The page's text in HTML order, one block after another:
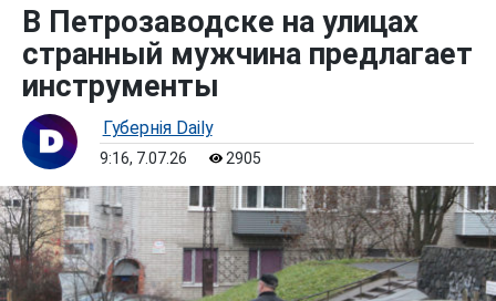
В Петрозаводске на улицах
странный мужчина предлагает
инструменты
Губернiя Daily
9:16, 7.07.26 2905